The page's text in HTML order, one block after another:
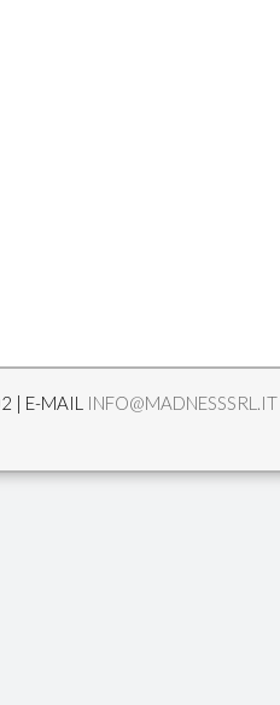
| E-MAIL INFO@MADNESSSRL.IT